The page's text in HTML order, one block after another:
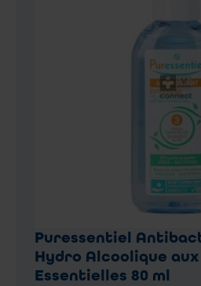
Puressentiel
Hydro Alcoolique aux
Essentielles 80 ml